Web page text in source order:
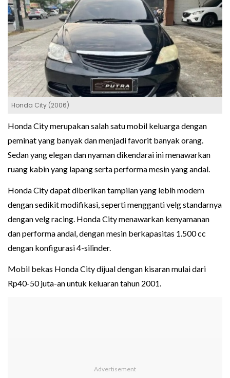
Honda City (2006)
Honda City merupakan salah satu mobil keluarga dengan
peminat yang banyak dan menjadi favorit banyak orang.
Sedan yang elegan dan nyaman dikendarai ini menawarkan
ruang kabin yang lapang serta performa mesin yang andal.
Honda City dapat diberikan tampilan yang lebih modern
dengan sedikit modifikasi, seperti mengganti velg standarnya
dengan velg racing. Honda City menawarkan kenyamanan
dan performa andal, dengan mesin berkapasitas 1.500 cc
dengan konfigurasi 4-silinder.
Mobil bekas Honda City dijual dengan kisaran mulai dari
Rp40-50 juta-an untuk keluaran tahun 2001.